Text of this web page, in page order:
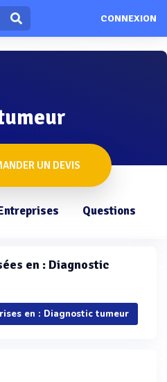
CONNEXION
UN DEVIS
Questions
en : Diagnostic
en : Diagnostic tumeur